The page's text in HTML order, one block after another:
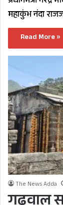
महाकुंभ नंदा
Read More »
The News Adda